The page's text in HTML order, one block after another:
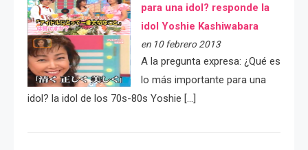
para una idol? responde la
idol Yoshie Kashiwabara
en 10 febrero 2013
A la pregunta expresa: ¿Qué es
lo más importante para una
idol? la idol de los 70s-80s Yoshie […]